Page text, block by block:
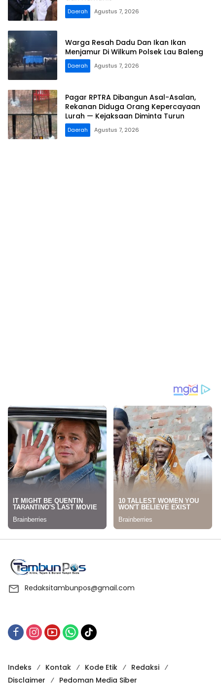
Daerah Agustus 7, 2026
Warga Resah Dadu Dan Ikan Ikan
Menjamur Di Wilkum Polsek Lau Baleng
Daerah Agustus 7, 2026
Pagar RPTRA Dibangun Asal-Asalan,
Rekanan Diduga Orang Kepercayaan
Lurah — Kejaksaan Diminta Turun ​
Daerah Agustus 7, 2026
Redaksitambunpos@gmail.com
Indeks Kontak Kode Etik
Redaksi
Disclaimer
Pedoman Media Siber